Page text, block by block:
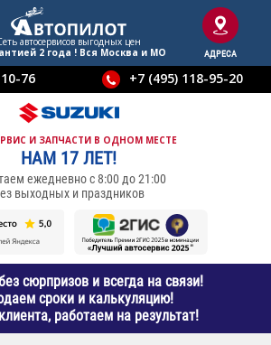
автосервисов выгодныx цен
2 года ! Вся Москва и МО
АДРЕСА
76 +7 (495) 118-95-20
И ЗАПЧАСТИ В ОДНОМ МЕСТЕ
НАМ 17 ЛЕТ!
ежедневно с 8:00 до 21:00
выходных и праздников
сюрпризов и всегда на связи!
сроки и калькуляцию!
работаем на результат!